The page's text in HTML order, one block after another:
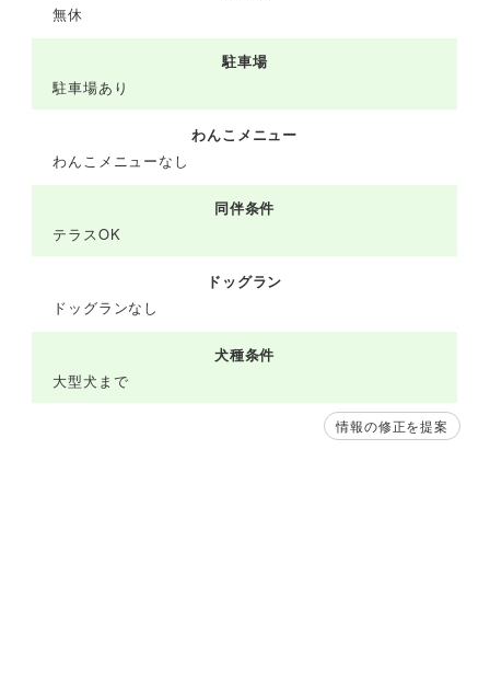
無休
駐車場
駐車場あり
わんこメニュー
わんこメニューなし
同伴条件
テラスOK
ドッグラン
ドッグランなし
犬種条件
大型犬まで
情報の修正を提案